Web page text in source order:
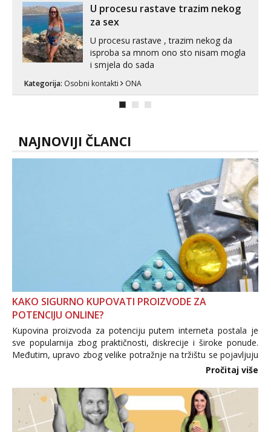
vjeruj mi, takve još nisi vidio. Uvijek sam
spremna za ONLOINE zabavu...
U procesu rastave trazim nekog
za sex
U procesu rastave , trazim nekog da
isproba sa mnom ono sto nisam mogla
i smjela do sada
Kategorija: Osobni kontakti ONA
NAJNOVIJI ČLANCI
KAKO SIGURNO KUPOVATI PROIZVODE ZA
POTENCIJU ONLINE?
Kupovina proizvoda za potenciju putem interneta postala je
sve popularnija zbog praktičnosti, diskrecije i široke ponude.
Međutim, upravo zbog velike potražnje na tržištu se pojavljuju
i brojni krivotvoreni proizvodi, nepouzdane internetske
Pročitaj više